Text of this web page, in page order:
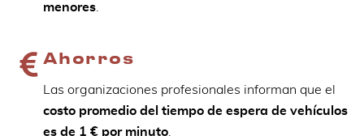
menores.
Ahorros
Las organizaciones profesionales informan que el
costo promedio del tiempo de espera de vehículos
es de 1 € por minuto.